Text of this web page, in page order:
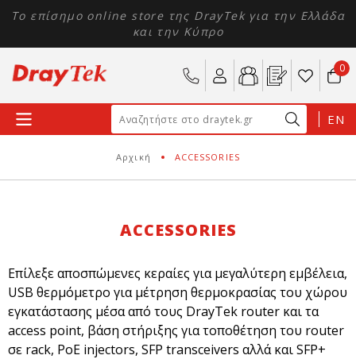
Το επίσημο online store της DrayTek για την Ελλάδα
και την Κύπρο
0
EN
Αρχική ACCESSORIES
ACCESSORIES
Επίλεξε αποσπώμενες κεραίες για μεγαλύτερη εμβέλεια,
USB θερμόμετρο για μέτρηση θερμοκρασίας του χώρου
εγκατάστασης μέσα από τους DrayTek router και τα
access point, βάση στήριξης για τοποθέτηση του router
σε rack, PoE injectors, SFP transceivers αλλά και SFP+